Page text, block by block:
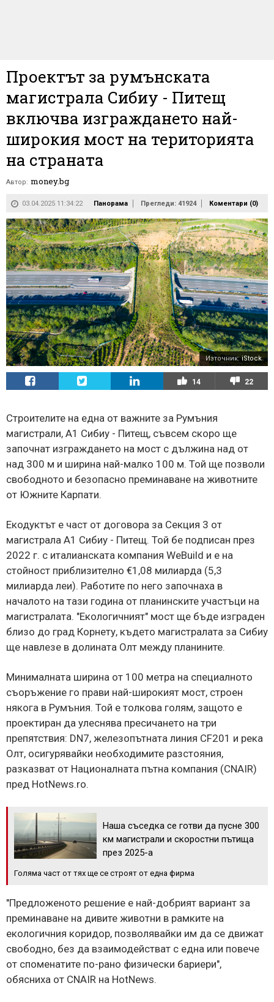
Проектът за румънската
магистрала Сибиу - Питещ
включва изграждането най-
широкия мост на територията
на страната
Автор: money.bg
03.04.2025 11:34:22 Панорама Прегледи: 41924 Коментари (0)
Източник:iStock
14 22
Строителите на една от важните за Румъния
магистрали, А1 Сибиу - Питещ, съвсем скоро ще
започнат изграждането на мост с дължина над от
над 300 м и ширина най-малко 100 м. Той ще позволи
свободното и безопасно преминаване на животните
от Южните Карпати.
Екодуктът е част от договора за Секция 3 от
магистрала A1 Сибиу - Питещ. Той бе подписан през
2022 г. с италианската компания WeBuild и е на
стойност приблизително €1,08 милиарда (5,3
милиарда леи). Работите по него започнаха в
началото на тази година от планинските участъци на
магистралата. "Екологичният" мост ще бъде изграден
близо до град Корнету, където магистралата за Сибиу
ще навлезе в долината Олт между планините.
Минималната ширина от 100 метра на специалното
съоръжение го прави най-широкият мост, строен
някога в Румъния. Той е толкова голям, защото е
проектиран да улеснява пресичането на три
препятствия: DN7, железопътната линия CF201 и река
Олт, осигурявайки необходимите разстояния,
разказват от Националната пътна компания (CNAIR)
пред HotNews.ro.
Наша съседка се готви да пусне 300
км магистрали и скоростни пътища
през 2025-а
Голяма част от тях ще се строят от една фирма
"Предложеното решение е най-добрият вариант за
преминаване на дивите животни в рамките на
екологичния коридор, позволявайки им да се движат
свободно, без да взаимодействат с една или повече
от споменатите по-рано физически бариери",
обясниха от CNAIR на HotNews.